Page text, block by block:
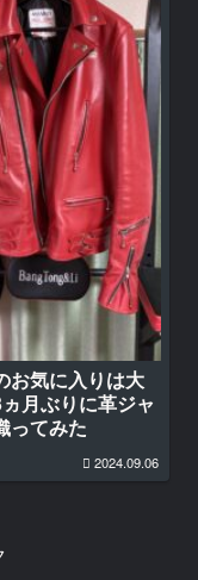
お気に入りは大
月ぶりに革ジャ
ってみた
2024.09.06